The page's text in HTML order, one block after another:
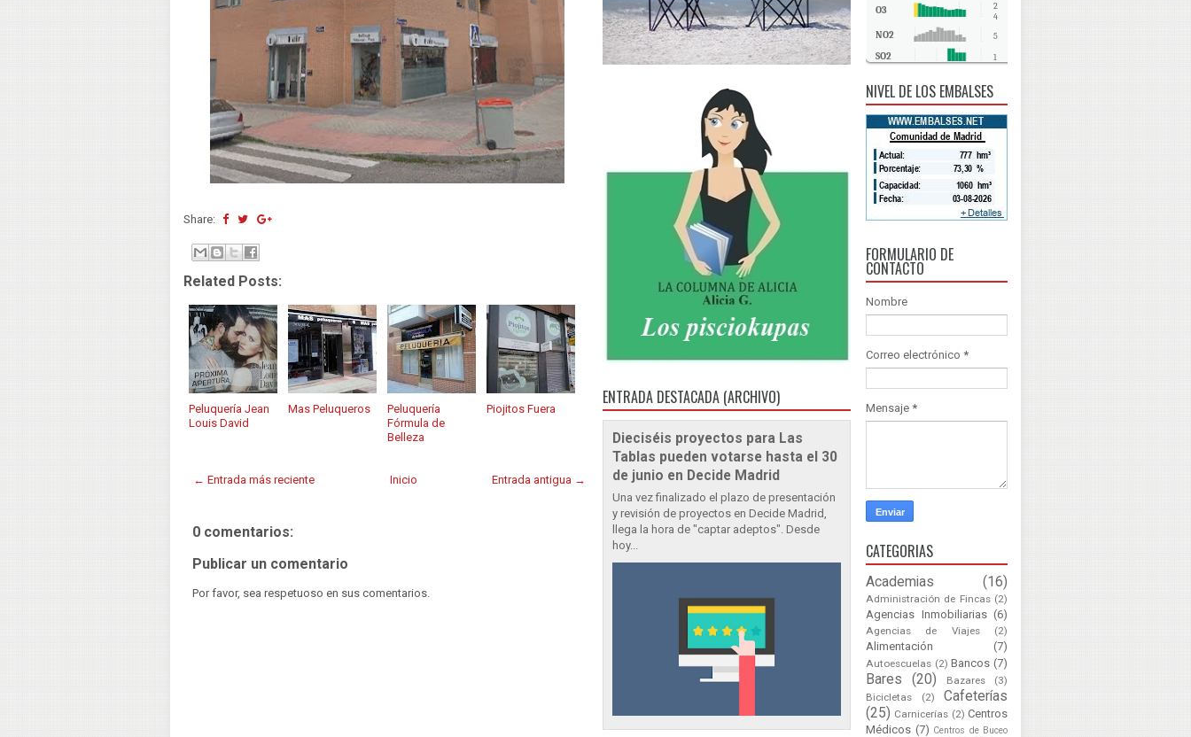
Share:
Related Posts:
Peluquería Jean
Louis David
Mas Peluqueros
Peluquería
Fórmula de
Belleza
Piojitos Fuera
← Entrada más reciente Entrada antigua →
Inicio
0 comentarios:
Publicar un comentario
Por favor, sea respetuoso en sus comentarios.
ENTRADA DESTACADA (ARCHIVO)
Dieciséis proyectos para Las
Tablas pueden votarse hasta el 30
de junio en Decide Madrid
Una vez finalizado el plazo de presentación
y revisión de proyectos en Decide Madrid,
llega la hora de "captar adeptos". Desde
hoy...
O3
2
4
NO2 5
SO2 1
NIVEL DE LOS EMBALSES
FORMULARIO DE
CONTACTO
Nombre
Correo electrónico *
Mensaje *
CATEGORIAS
Academias (16)
Administración de Fincas (2)
Agencias Inmobiliarias (6)
Agencias de Viajes (2)
Alimentación (7)
Autoescuelas (2) Bancos (7)
Bares (20) Bazares
(3)
Bicicletas
(2)
Cafeterías
(25) Carnicerías (2) Centros
Médicos (7) Centros de Buceo